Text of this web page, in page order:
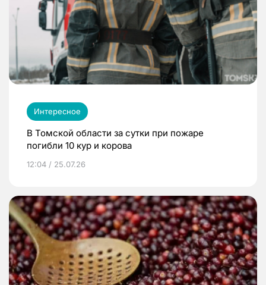
Интересное
В Томской области за сутки при пожаре
погибли 10 кур и корова
12:04 / 25.07.26